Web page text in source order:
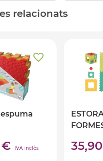
relacionats
€ IVA inclòs